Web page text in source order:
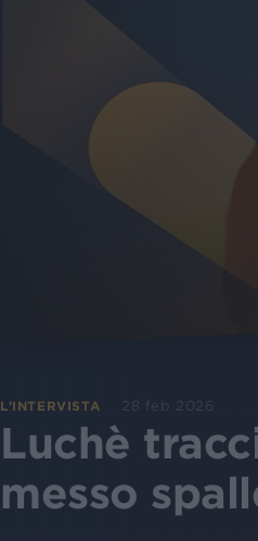
L’INTERVISTA 28 feb 2026
Luchè
messo